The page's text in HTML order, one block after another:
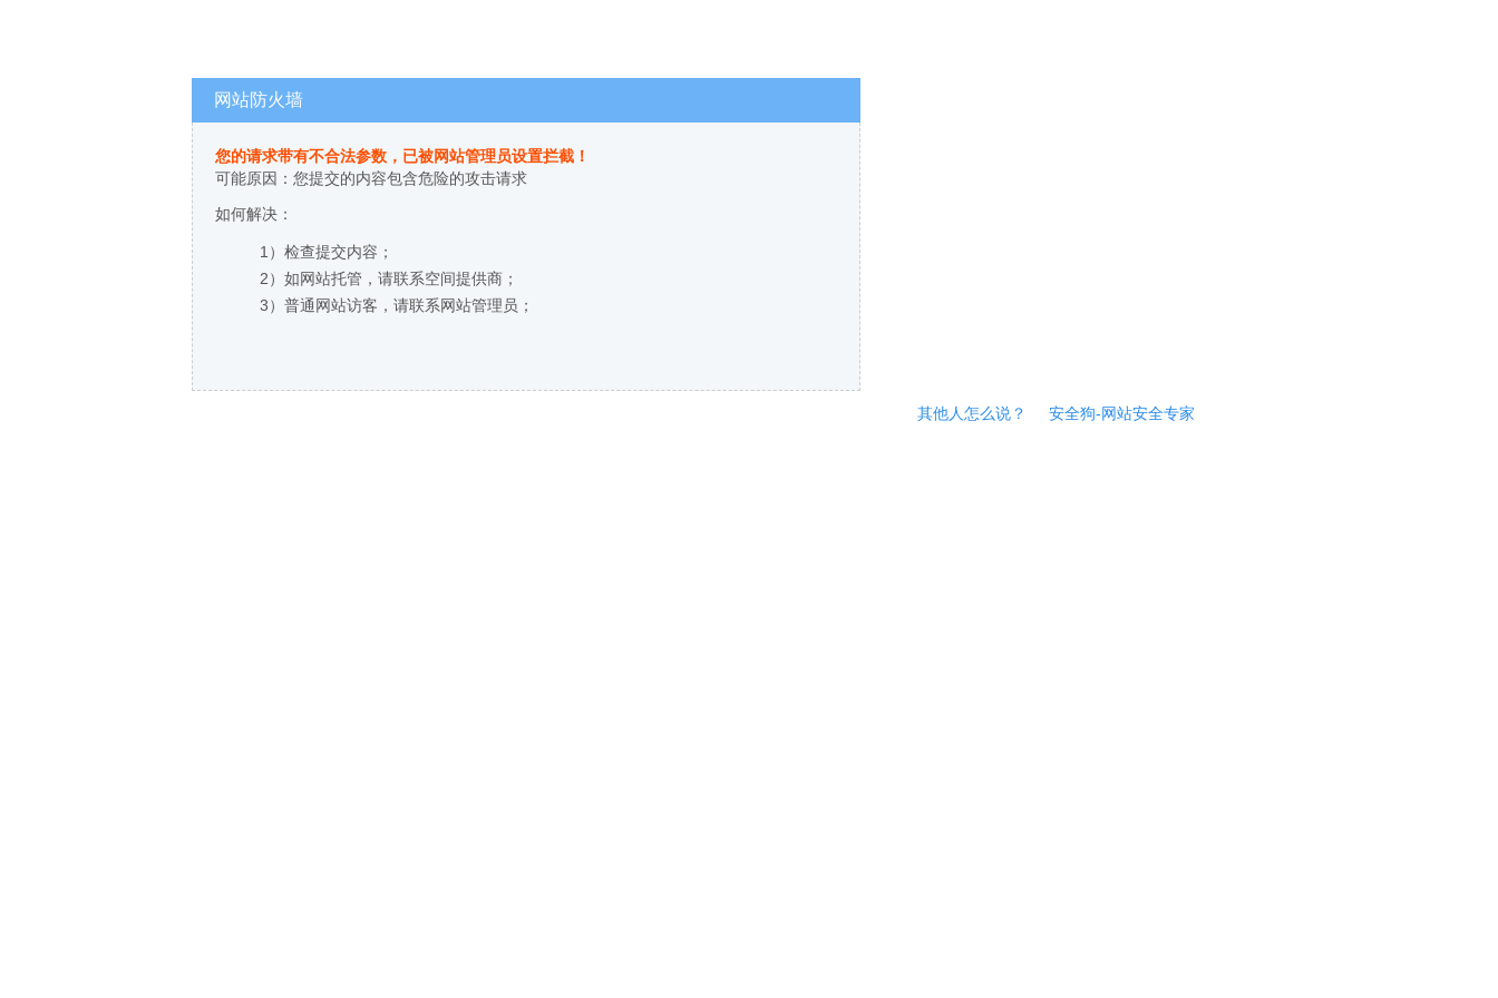
网站防火墙
您的请求带有不合法参数，已被网站管理员设置拦截！
可能原因：您提交的内容包含危险的攻击请求
如何解决：
1）检查提交内容；
2）如网站托管，请联系空间提供商；
3）普通网站访客，请联系网站管理员；
其他人怎么说？ 安全狗-网站安全专家